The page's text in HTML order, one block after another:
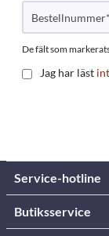
De fält som
Jag har läst
Service-hotline
Butiksservice